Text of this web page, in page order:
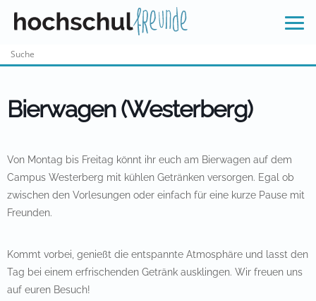
Bierwagen (Westerberg)
Von Montag bis Freitag könnt ihr euch am Bierwagen auf dem
Campus Westerberg mit kühlen Getränken versorgen. Egal ob
zwischen den Vorlesungen oder einfach für eine kurze Pause mit
Freunden.
Kommt vorbei, genießt die entspannte Atmosphäre und lasst den
Tag bei einem erfrischenden Getränk ausklingen. Wir freuen uns
auf euren Besuch!